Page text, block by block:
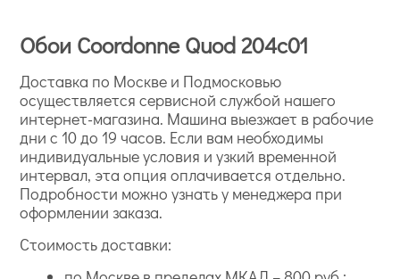
Обои Coordonne Quod 204c01
Доставка по Москве и Подмосковью
осуществляется сервисной службой нашего
интернет-магазина. Машина выезжает в рабочие
дни с 10 до 19 часов. Если вам необходимы
индивидуальные условия и узкий временной
интервал, эта опция оплачивается отдельно.
Подробности можно узнать у менеджера при
оформлении заказа.
Стоимость доставки: